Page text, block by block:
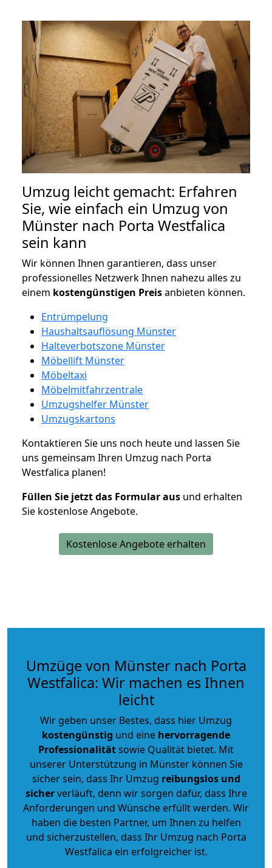
Umzug leicht gemacht: Erfahren
Sie, wie einfach ein Umzug von
Münster nach Porta Westfalica
sein kann
Wir können Ihnen garantieren, dass unser
professionelles Netzwerk Ihnen nahezu alles zu
einem kostengünstigen Preisanbieten können.
Entrümpelung
Haushaltsauflösung Münster
Halteverbotszone Münster
Möbellift Münster
Möbeltaxi
Möbelmitfahrzentrale
Umzugshelfer Münster
Umzugskartons
Kontaktieren Sie uns noch heute und lassen Sie
uns gemeinsam Ihren Umzug nach Porta
Westfalica planen!
Füllen Sie jetzt das Formular aus und erhalten
Sie kostenlose Angebote.
Kostenlose Angebote erhalten
Umzüge von Münster nach Porta
Westfalica: Wir machen es Ihnen
leicht
Wir geben unser Bestes, dass hier Umzug
kostengünstig und eine hervorragende
Professionalitätsowie Qualität bietet. Mit
unserer Unterstützung in Münster können Sie
sicher sein, dass Ihr Umzug reibungslos und
sicherverläuft, denn wir sorgen dafür, dass Ihre
Anforderungen und Wünsche erfüllt werden. Wir
haben die besten Partner, um Ihnen zu helfen
und sicherzustellen, dass Ihr Umzug nach Porta
Westfalica ein erfolgreicher ist.